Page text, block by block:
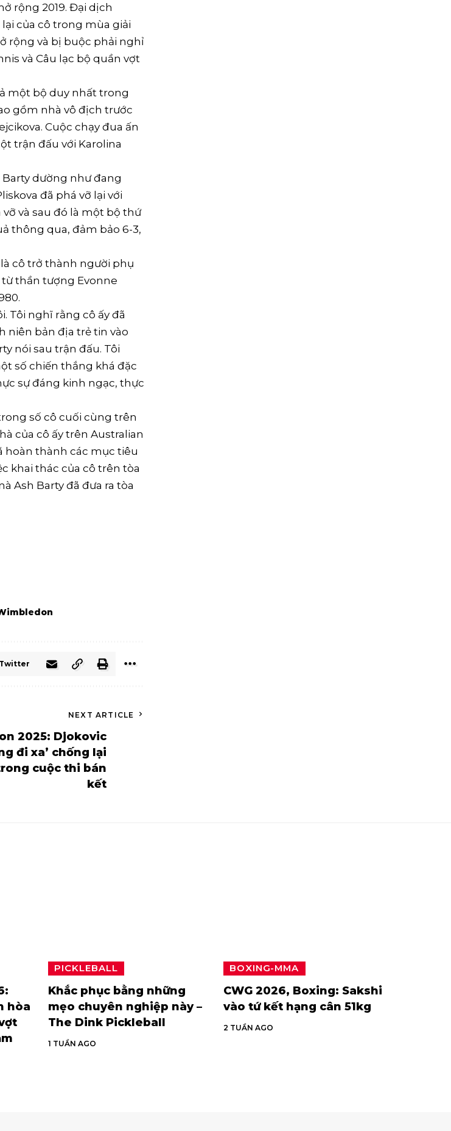
rộng 2019. Đại dịch
của cô trong mùa giải
rộng và bị buộc phải nghỉ
và Câu lạc bộ quần vợt
một bộ duy nhất trong
gồm nhà vô địch trước
Cuộc chạy đua ấn
trận đấu với Karolina
Barty dường như đang
đã phá vỡ lại với
và sau đó là một bộ thứ
thông qua, đảm bảo 6-3,
cô trở thành người phụ
thần tượng Evonne
Tôi nghĩ rằng cô ấy đã
niên bản địa trẻ tin vào
nói sau trận đấu. Tôi
số chiến thắng khá đặc
sự đáng kinh ngạc, thực
số cô cuối cùng trên
của cô ấy trên Australian
hoàn thành các mục tiêu
khai thác của cô trên tòa
Ash Barty đã đưa ra tòa
Twitter
NEXT ARTICLE
2025: Djokovic
đi xa’ chống lại
cuộc thi bán
kết
hòa
PICKLEBALL
Khắc phục bằng những
mẹo chuyên nghiệp này –
The Dink Pickleball
1 TUẦN AGO
BOXING-MMA
CWG 2026, Boxing: Sakshi
vào tứ kết hạng cân 51kg
2 TUẦN AGO